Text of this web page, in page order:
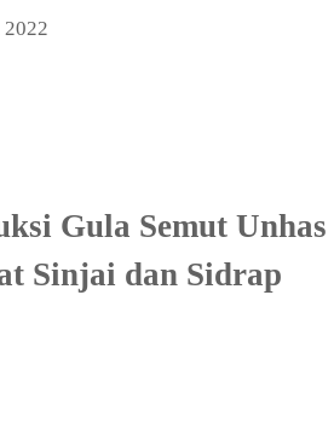
2022
Gula Semut
Sinjai dan Sidrap